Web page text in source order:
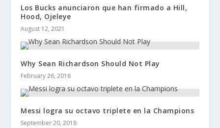
Los Bucks anunciaron que han firmado a Hill,
Hood, Ojeleye
August 12, 2021
Why Sean Richardson Should Not Play
February 26, 2016
Messi logra su octavo triplete en la Champions
September 20, 2018